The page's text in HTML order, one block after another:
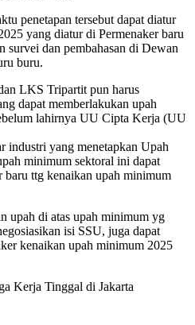
penetapan tersebut dapat diatur
yang diatur di Permenaker baru
survei dan pembahasan di Dewan
buru.
LKS Tripartit pun harus
dapat memberlakukan upah
lahirnya UU Cipta Kerja (UU
industri yang menetapkan Upah
minimum sektoral ini dapat
baru ttg kenaikan upah minimum
upah di atas upah minimum yg
isi SSU, juga dapat
kenaikan upah minimum 2025
Kerja Tinggal di Jakarta